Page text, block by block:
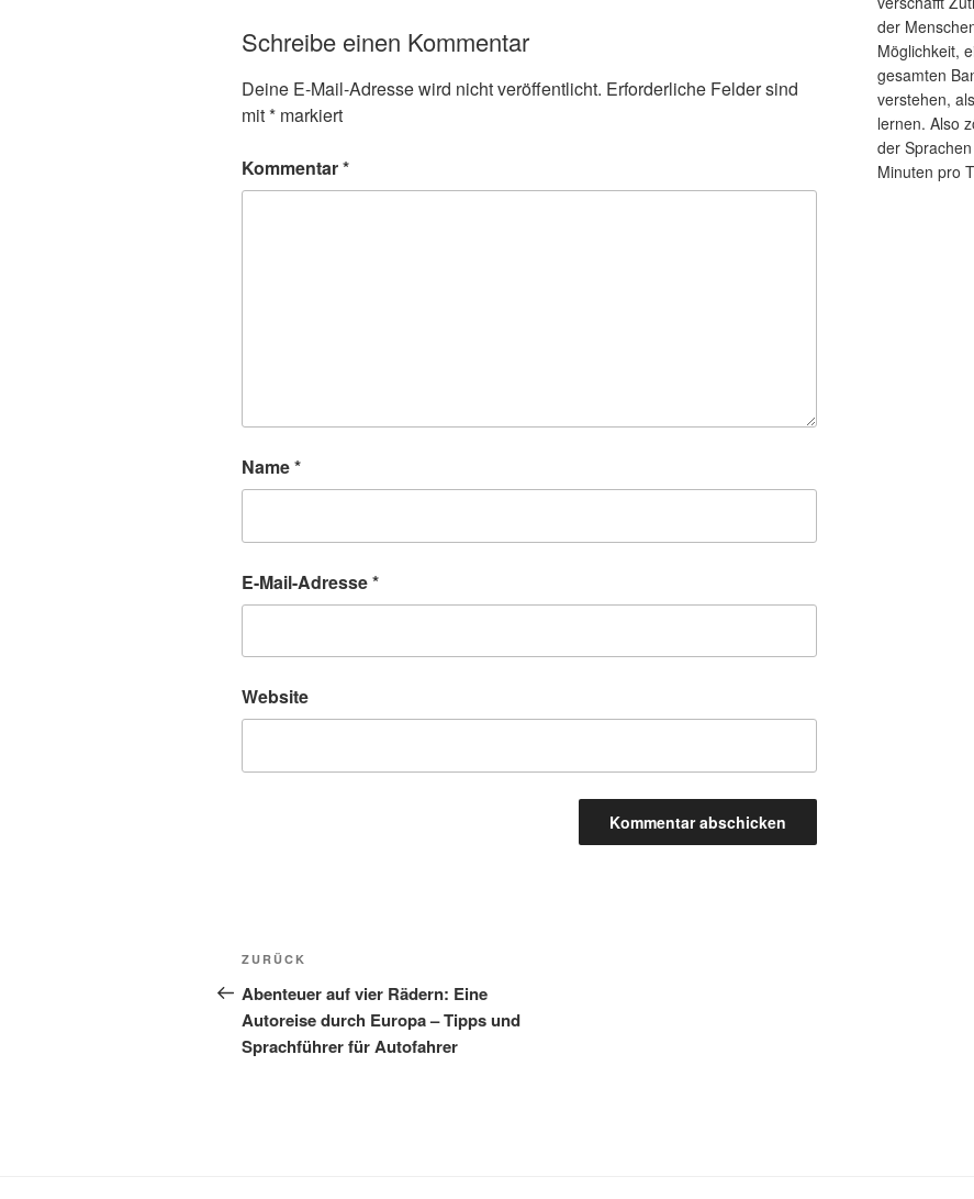
Schreibe einen Kommentar
Deine E-Mail-Adresse wird nicht veröffentlicht. Erforderliche Felder sind
mit* markiert
Kommentar*
Name*
E-Mail-Adresse*
Website
Beitragsnavigation
Vorheriger
Beitrag
ZURÜCK
Abenteuer auf vier Rädern: Eine
Autoreise durch Europa – Tipps und
Sprachführer für Autofahrer
der
Möglichkeit,
gesamten
verstehen,
lernen. Also
der
Minuten pro